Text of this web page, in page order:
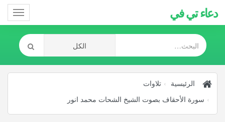
دعاء تي في
الرئيسية
تلاوات
سورة الأحقاف بصوت الشيخ الشحات محمد انور